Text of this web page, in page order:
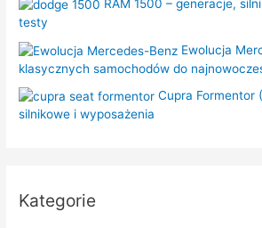
RAM 1500 – generacje,
testy
Ewolucja
klasycznych samochodów do
Cupra Formentor
silnikowe i wyposażenia
Kategorie